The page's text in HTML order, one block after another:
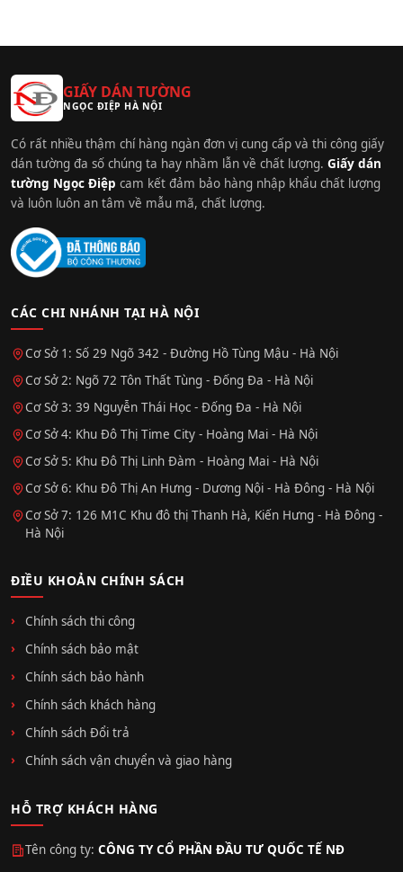
GIẤY DÁN TƯỜNG
NGỌC ĐIỆP HÀ NỘI
Có rất nhiều thậm chí hàng ngàn đơn vị cung cấp và thi công giấy
dán tường đa số chúng ta hay nhầm lẫn về chất lượng. Giấy dán
tường Ngọc Điệp cam kết đảm bảo hàng nhập khẩu chất lượng
và luôn luôn an tâm về mẫu mã, chất lượng.
CÁC CHI NHÁNH TẠI HÀ NỘI
Cơ Sở 1: Số 29 Ngõ 342 - Đường Hồ Tùng Mậu - Hà Nội
Cơ Sở 2: Ngõ 72 Tôn Thất Tùng - Đống Đa - Hà Nội
Cơ Sở 3: 39 Nguyễn Thái Học - Đống Đa - Hà Nội
Cơ Sở 4: Khu Đô Thị Time City - Hoàng Mai - Hà Nội
Cơ Sở 5: Khu Đô Thị Linh Đàm - Hoàng Mai - Hà Nội
Cơ Sở 6: Khu Đô Thị An Hưng - Dương Nội - Hà Đông - Hà Nội
Cơ Sở 7: 126 M1C Khu đô thị Thanh Hà, Kiến Hưng - Hà Đông -
Hà Nội
ĐIỀU KHOẢN CHÍNH SÁCH
Chính sách thi công
Chính sách bảo mật
Chính sách bảo hành
Chính sách khách hàng
Chính sách Đổi trả
Chính sách vận chuyển và giao hàng
HỖ TRỢ KHÁCH HÀNG
Tên công ty: CÔNG TY CỔ PHẦN ĐẦU TƯ QUỐC TẾ NĐ